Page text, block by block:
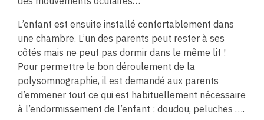
L’enfant est ensuite installé confortablement dans
une chambre. L’un des parents peut rester à ses
côtés mais ne peut pas dormir dans le même lit !
Pour permettre le bon déroulement de la
polysomnographie, il est demandé aux parents
d’emmener tout ce qui est habituellement nécessaire
à l’endormissement de l’enfant : doudou, peluches ….